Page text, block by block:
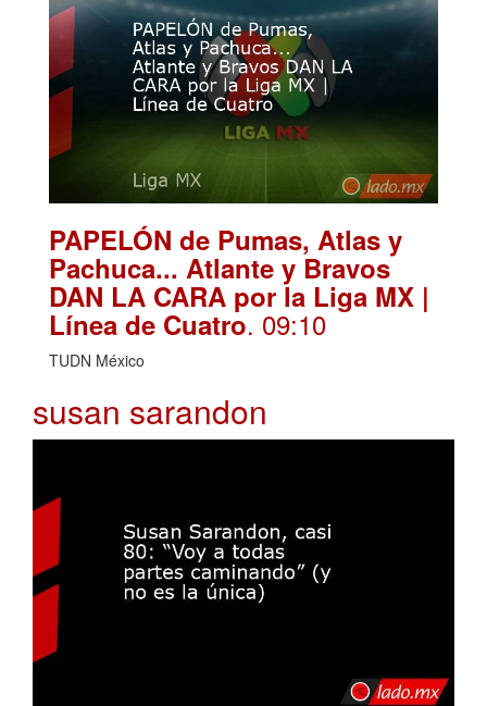
PAPELÓN de Pumas, Atlas y
Pachuca... Atlante y Bravos
DAN LA CARA por la Liga MX |
Línea de Cuatro. 09:10
TUDN México
susan sarandon